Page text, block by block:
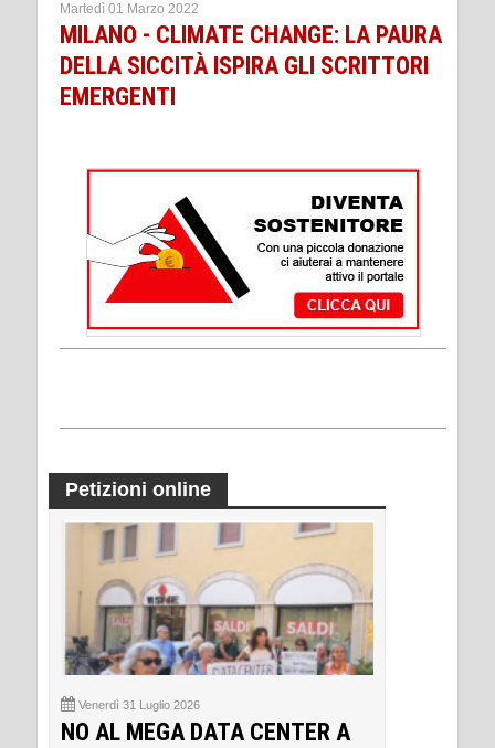
Martedì 01 Marzo 2022
MILANO - CLIMATE CHANGE: LA PAURA
DELLA SICCITÀ ISPIRA GLI SCRITTORI
EMERGENTI
Petizioni online
Venerdì 31 Luglio 2026
NO AL MEGA DATA CENTER A